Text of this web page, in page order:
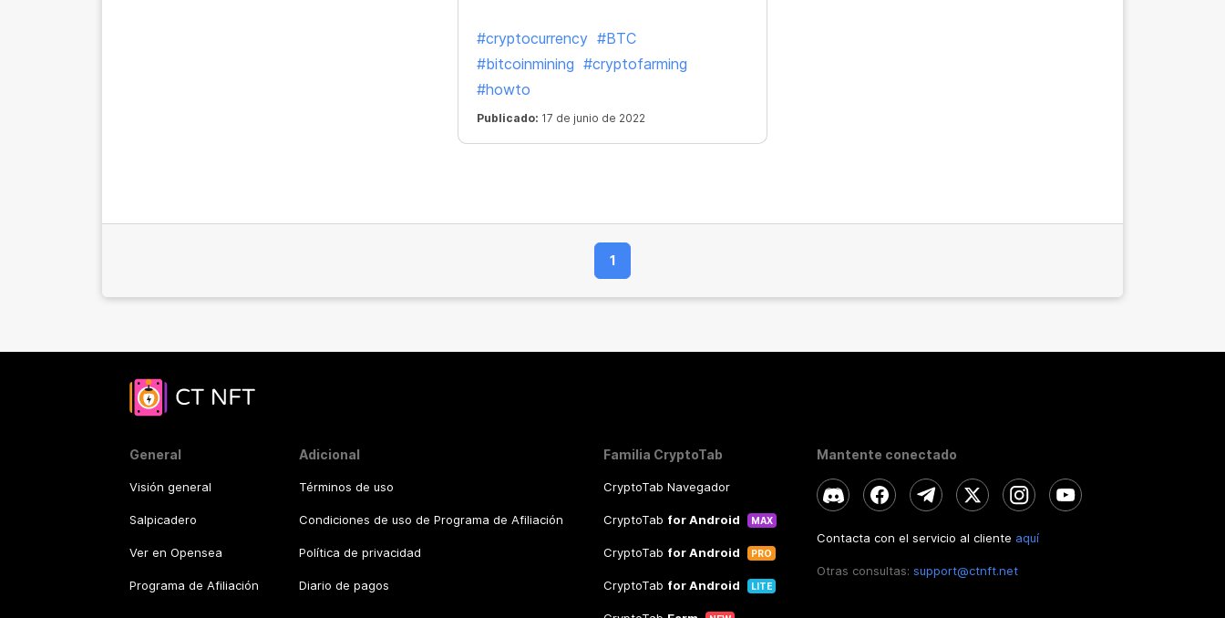
#cryptocurrency #BTC
#bitcoinmining #cryptofarming
#howto
Publicado: 17 de junio de 2022
1
General
Visión general
Salpicadero
Ver en Opensea
Programa de Afiliación
Adicional
Términos de uso
Condiciones de uso de Programa de Afiliación
Política de privacidad
Diario de pagos
Familia CryptoTab
CryptoTab Navegador
CryptoTab for Android MAX
CryptoTab for Android PRO
CryptoTab for Android LITE
Mantente conectado
Contacta con el servicio al cliente aquí
Otras consultas: support@ctnft.net